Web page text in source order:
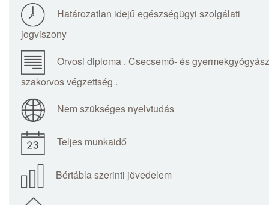
Határozatlan idejű egészségügyi szolgálati
jogviszony
Orvosi diploma . Csecsemő- és gyermekgyógyász
szakorvos végzettség .
Nem szükséges nyelvtudás
Teljes munkaidő
Bértábla szerinti jövedelem